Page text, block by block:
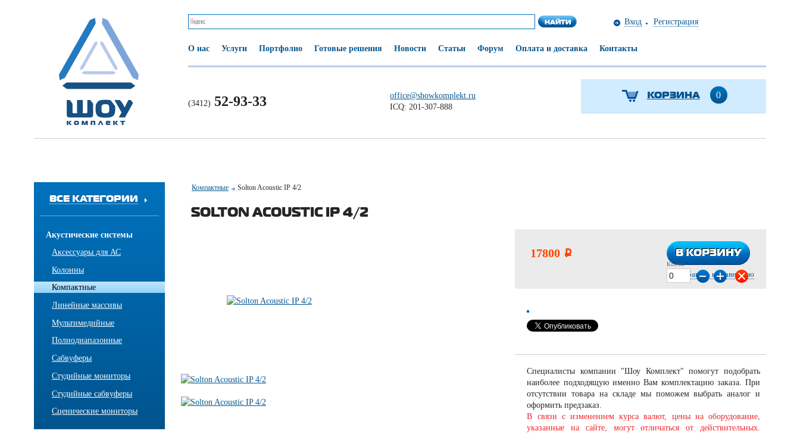
Вход Регистрация
О нас Услуги Портфолио Готовые решения Новости Статьи Форум Оплата и доставка Контакты
(3412) 52-93-33
office@showkomplekt.ru
ICQ: 201-307-888
КОРЗИНА 0
ВСЕ КАТЕГОРИИ
Акустические системы
Аксессуары для АС
Колонны
Компактные
Линейные массивы
Мультимедийные
Полнодиапазонные
Сабвуферы
Студийные мониторы
Студийные сабвуферы
Сценические мониторы
Компактные Solton Acoustic IP 4/2
SOLTON ACOUSTIC IP 4/2
17800 i В КОРЗИНУ
В КОРЗИНУ
Кол-во
Добавить к сравнению
Специалисты компании "Шоу Комплект" помогут подобрать
наиболее подходящую именно Вам комплектацию заказа. При
отсутствии товара на складе мы поможем выбрать аналог и
оформить предзаказ.
В связи с изменением курса валют, цены на оборудование,
указанные на сайте, могут отличаться от действительных.